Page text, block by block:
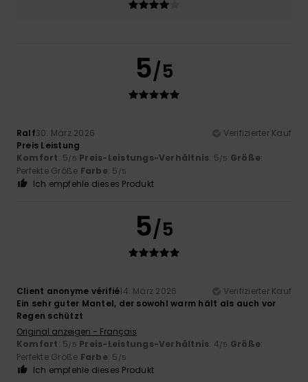
5/5
Ralf30. März 2026
Verifizierter Kauf
Preis Leistung
Komfort: 5/5 Preis-Leistungs-Verhältnis: 5/5 Größe:
Perfekte Größe Farbe: 5 /5
Ich empfehle dieses Produkt
5/5
Client anonyme vérifié14. März 2026
Verifizierter Kauf
Ein sehr guter Mantel, der sowohl warm hält als auch vor
Regen schützt
Original anzeigen - Français
Komfort: 5/5 Preis-Leistungs-Verhältnis: 4/5 Größe:
Perfekte Größe Farbe: 5 /5
Ich empfehle dieses Produkt